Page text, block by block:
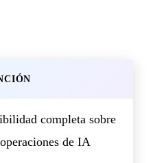
completa sobre
de IA